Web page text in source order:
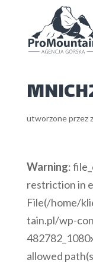
utworzone przez
Warning:
restriction in
File(/home/
tain.pl/wp-
allowed